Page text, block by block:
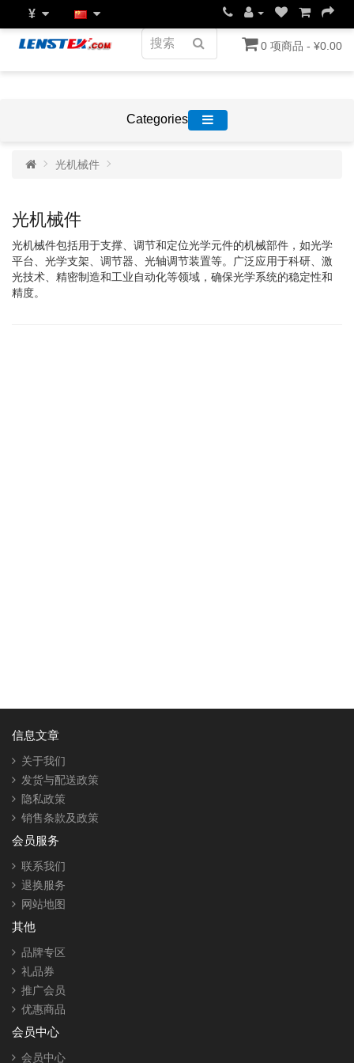
¥
0 项商品 - ¥0.00
Categories
光机械件
光机械件
光机械件包括用于支撑、调节和定位光学元件的机械部件，如光学
平台、光学支架、调节器、光轴调节装置等。广泛应用于科研、激
光技术、精密制造和工业自动化等领域，确保光学系统的稳定性和
精度。
信息文章
关于我们
发货与配送政策
隐私政策
销售条款及政策
会员服务
联系我们
退换服务
网站地图
其他
品牌专区
礼品券
推广会员
优惠商品
会员中心
会员中心